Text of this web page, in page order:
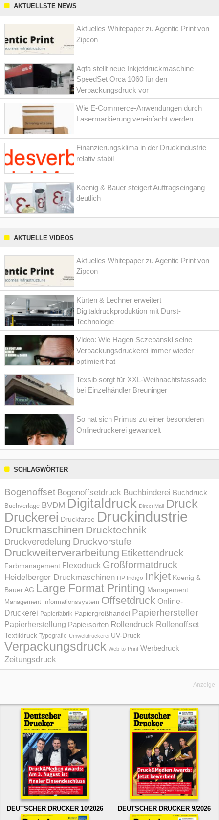
AKTUELLSTE NEWS
Aktuelles Whitepaper zu Agentic Print von
Zipcon
Agfa stellt neue Inkjetdruckmaschine
SpeedSet Orca 1060 für den
Verpackungsdruck vor
Wie E-Commerce-Anwendungen durch
Lasermarkierung vereinfacht werden
Finanzierungsklima in der Druckindustrie
relativ stabil
Koenig & Bauer steigert Auftragseingang
deutlich
AKTUELLE VIDEOS
Aktuelles Whitepaper zu Agentic Print von
Zipcon
Kürten & Lechner erweitert
Digitaldruckproduktion mit Durst-
Technologie
Video: Wie Hagen Sczepanski seine
Verpackungsdruckerei immer wieder
optimiert hat
Texsib sorgt für XXL-Weihnachtsfassade
bei Einzelhändler Breuninger
So hat sich Primus zu einer besonderen
Onlinedruckerei gewandelt
SCHLAGWÖRTER
Bogenoffset Bogenoffsetdruck Buchbinderei Buchdruck
Buchverlage BVDM Digitaldruck Direct Mail Druck
Druckerei Druckfarbe Druckindustrie
Druckmaschinen Drucktechnik
Druckveredelung Druckvorstufe
Druckweiterverarbeitung Etikettendruck
Farbmanagement Flexodruck Großformatdruck
Heidelberger Druckmaschinen HP Indigo Inkjet Koenig &
Bauer AG Large Format Printing Management
Management Informations­system Offsetdruck Online-
Druckerei Papierfabrik Papiergroßhandel Papierhersteller
Papierherstellung Papiersorten Rollendruck Rollenoffset
Textildruck Typografie Umweltdruckerei UV-Druck
Verpackungsdruck Web-to-Print Werbedruck
Zeitungsdruck
Anzeige
DEUTSCHER DRUCKER 10/2026 DEUTSCHER DRUCKER 9/2026